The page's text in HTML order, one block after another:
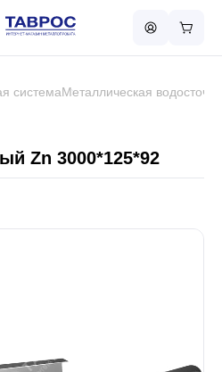
системаМеталлическая
Zn 3000*125*92